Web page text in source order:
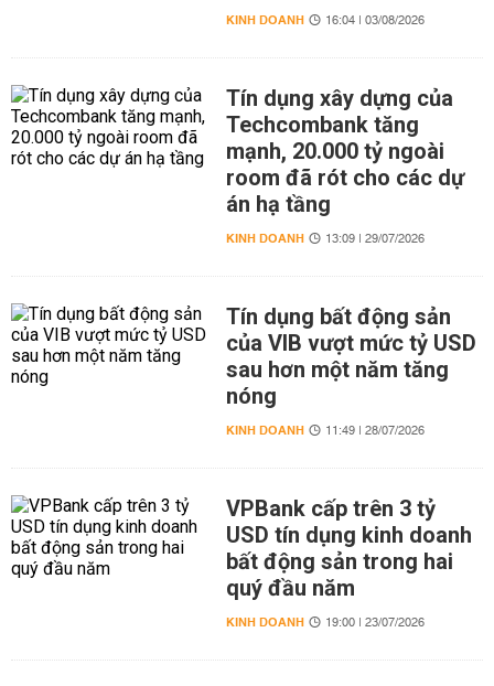
KINH DOANH 16:04 | 03/08/2026
Tín dụng xây dựng của
Techcombank tăng
mạnh, 20.000 tỷ ngoài
room đã rót cho các dự
án hạ tầng
KINH DOANH 13:09 | 29/07/2026
Tín dụng bất động sản
của VIB vượt mức tỷ USD
sau hơn một năm tăng
nóng
KINH DOANH 11:49 | 28/07/2026
VPBank cấp trên 3 tỷ
USD tín dụng kinh doanh
bất động sản trong hai
quý đầu năm
KINH DOANH 19:00 | 23/07/2026